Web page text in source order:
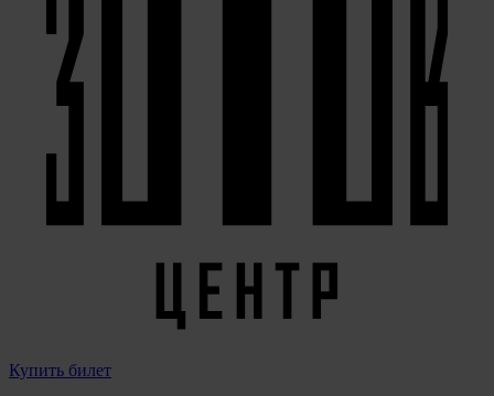
Купить билет